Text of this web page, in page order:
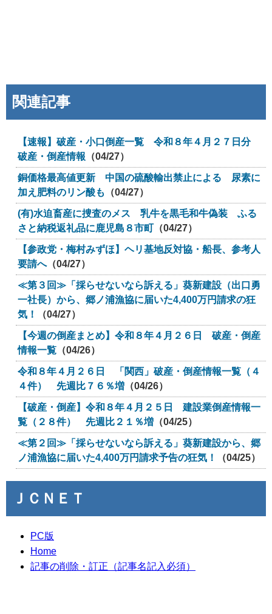
関連記事
【速報】破産・小口倒産一覧 令和８年４月２７日分
破産・倒産情報 （04/27）
銅価格最高値更新 中国の硫酸輸出禁止による 尿素に
加え肥料のリン酸も
（04/27）
(有)水迫畜産に捜査のメス 乳牛を黒毛和牛偽装 ふる
さと納税返礼品に鹿児島８市町（04/27）
【参政党・梅村みずほ】ヘリ基地反対協・船長、参考人
要請へ（04/27）
≪第３回≫「採らせないなら訴える」葵新建設（出口勇
一社長）から、郷ノ浦漁協に届いた4,400万円請求の狂
気！
（04/27）
【今週の倒産まとめ】令和８年４月２６日 破産・倒産
情報一覧 （04/26）
令和８年４月２６日 「関西」破産・倒産情報一覧（４
４件） 先週比７６％増 （04/26）
【破産・倒産】令和８年４月２５日 建設業倒産情報一
覧（２８件） 先週比２１％増 （04/25）
≪第２回≫「採らせないなら訴える」葵新建設から、郷
ノ浦漁協に届いた4,400万円請求予告の狂気！
（04/25）
ＪＣＮＥＴ
PC版
Home
記事の削除・訂正（記事名記入必須）